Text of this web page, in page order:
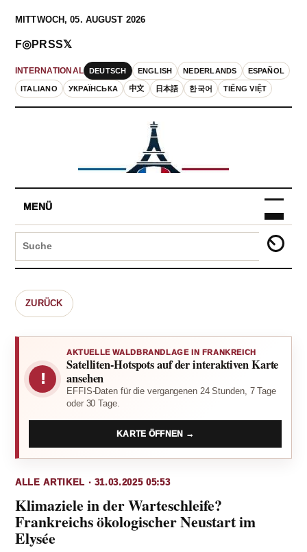
MITTWOCH, 05. AUGUST 2026
INTERNATIONAL DEUTSCH ENGLISH NEDERLANDS ESPAÑOL
ITALIANO УКРАЇНСЬКА 中文 日本語 한국어 TIẾNG VIỆT
F◎PRSS𝕏
MENÜ
ZURÜCK
!
AKTUELLE WALDBRANDLAGE IN FRANKREICH
Satelliten-Hotspots auf der interaktiven Karte
ansehen
EFFIS-Daten für die vergangenen 24 Stunden, 7 Tage
oder 30 Tage.
KARTE ÖFFNEN →
ALLE ARTIKEL · 31.03.2025 05:53
Klimaziele in der Warteschleife?
Frankreichs ökologischer Neustart im
Elysée